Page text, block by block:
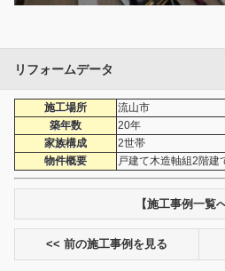
リフォームデータ
施工場所
流山市
築年数
20年
家族構成
2世帯
物件概要
戸建て木造軸組2階建
【施工事例一覧
<< 前の施工事例を見る